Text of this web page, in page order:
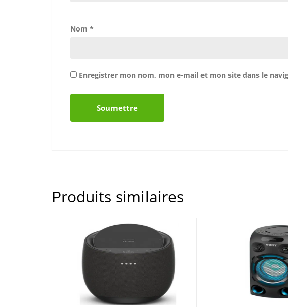
Nom *
Enregistrer mon nom, mon e-mail et mon site dans le
Produits similaires